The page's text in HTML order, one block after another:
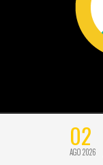
02
AGO 2026